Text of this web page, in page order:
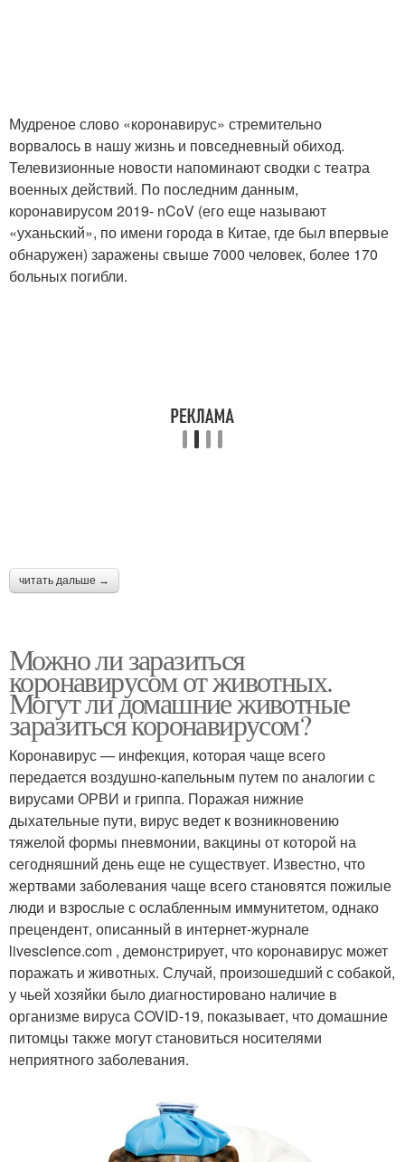
Мудреное слово «коронавирус» стремительно
ворвалось в нашу жизнь и повседневный обиход.
Телевизионные новости напоминают сводки с театра
военных действий. По последним данным,
коронавирусом 2019- nCoV (его еще называют
«уханьский», по имени города в Китае, где был впервые
обнаружен) заражены свыше 7000 человек, более 170
больных погибли.
читать дальше →
Можно ли заразиться
коронавирусом от животных.
Могут ли домашние животные
заразиться коронавирусом?
Коронавирус — инфекция, которая чаще всего
передается воздушно-капельным путем по аналогии с
вирусами ОРВИ и гриппа. Поражая нижние
дыхательные пути, вирус ведет к возникновению
тяжелой формы пневмонии, вакцины от которой на
сегодняшний день еще не существует. Известно, что
жертвами заболевания чаще всего становятся пожилые
люди и взрослые с ослабленным иммунитетом, однако
прецендент, описанный в интернет-журнале
livescience.com , демонстрирует, что коронавирус может
поражать и животных. Случай, произошедший с собакой,
у чьей хозяйки было диагностировано наличие в
организме вируса COVID-19, показывает, что домашние
питомцы также могут становиться носителями
неприятного заболевания.